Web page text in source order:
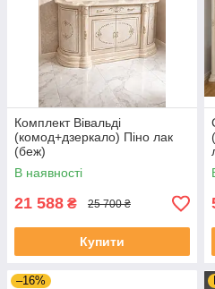
Комплект Вівальді
(комод+дзеркало) Піно лак
(беж)
В наявності
21 588 ₴ 25 700 ₴
Купити
–16%